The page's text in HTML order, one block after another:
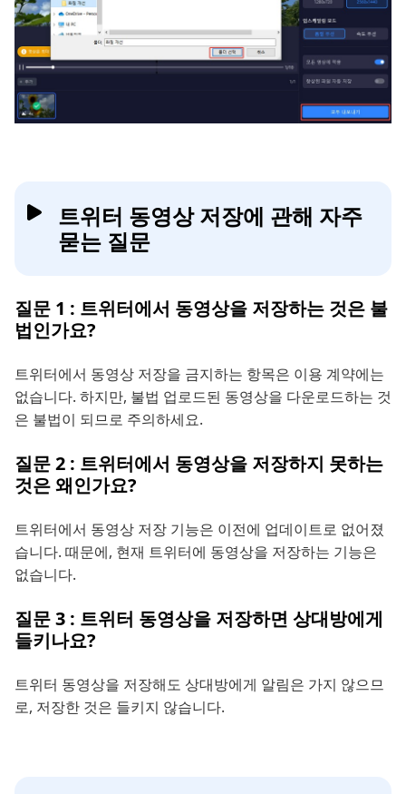
트위터 동영상 저장에 관해 자주
묻는 질문
질문 1 : 트위터에서 동영상을 저장하는 것은 불
법인가요?
트위터에서 동영상 저장을 금지하는 항목은 이용 계약에는
없습니다. 하지만, 불법 업로드된 동영상을 다운로드하는 것
은 불법이 되므로 주의하세요.
질문 2 : 트위터에서 동영상을 저장하지 못하는
것은 왜인가요?
트위터에서 동영상 저장 기능은 이전에 업데이트로 없어졌
습니다. 때문에, 현재 트위터에 동영상을 저장하는 기능은
없습니다.
질문 3 : 트위터 동영상을 저장하면 상대방에게
들키나요?
트위터 동영상을 저장해도 상대방에게 알림은 가지 않으므
로, 저장한 것은 들키지 않습니다.